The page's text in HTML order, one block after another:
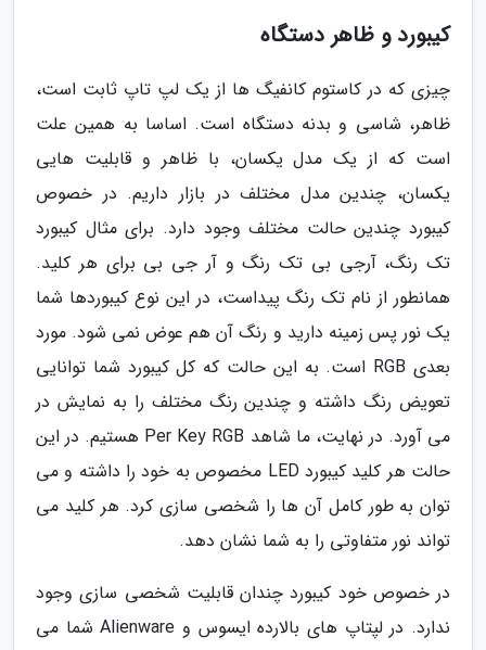
کیبورد و ظاهر دستگاه
چیزی که در کاستوم کانفیگ ها از یک لپ تاپ ثابت است،
ظاهر، شاسی و بدنه دستگاه است. اساسا به همین علت
است که از یک مدل یکسان، با ظاهر و قابلیت هایی
یکسان، چندین مدل مختلف در بازار داریم. در خصوص
کیبورد چندین حالت مختلف وجود دارد. برای مثال کیبورد
تک رنگ، آرجی بی تک رنگ و آر جی بی برای هر کلید.
همانطور از نام تک رنگ پیداست، در این نوع کیبوردها شما
یک نور پس زمینه دارید و رنگ آن هم عوض نمی شود. مورد
بعدی RGB است. به این حالت که کل کیبورد شما توانایی
تعویض رنگ داشته و چندین رنگ مختلف را به نمایش در
می آورد. در نهایت، ما شاهد Per Key RGB هستیم. در این
حالت هر کلید کیبورد LED مخصوص به خود را داشته و می
توان به طور کامل آن ها را شخصی سازی کرد. هر کلید می
تواند نور متفاوتی را به شما نشان دهد.
در خصوص خود کیبورد چندان قابلیت شخصی سازی وجود
ندارد. در لپتاپ های بالارده ایسوس و Alienware شما می